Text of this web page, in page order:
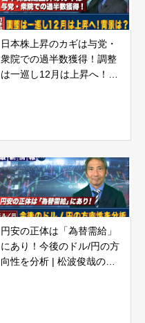
日本株上昇のカギは与党・
衆院での過半数獲得！調整
は一巡し12月は上昇へ！背
円安の正体は「為替需給」
にあり！今後のドル/円の方
向性を分析 | 松波俊哉のプ